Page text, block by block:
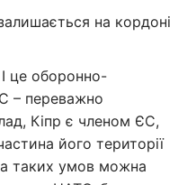
на кордоні
це оборонно-
– переважно
Кіпр є членом ЄС,
його території
таких умов можна